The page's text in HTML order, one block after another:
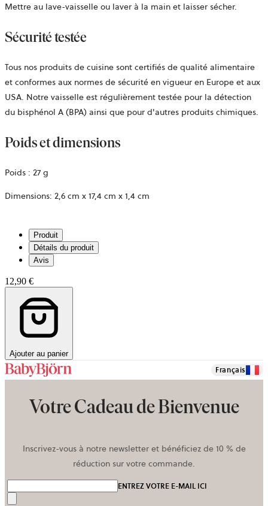
Mettre au lave-vaisselle ou laver à la main et laisser sécher.
Sécurité testée
Tous nos produits de cuisine sont certifiés de qualité alimentaire
et conformes aux normes de sécurité en vigueur en Europe et aux
USA. Notre vaisselle est régulièrement testée pour la détection
du bisphénol A (BPA) ainsi que pour d'autres produits chimiques.
Poids et dimensions
Poids : 27 g
Dimensions: 2,6 cm x 17,4 cm x 1,4 cm
Produit
Détails du produit
Avis
12,90 €
Ajouter au panier
Français
Votre Cadeau de Bienvenue
Inscrivez-vous à notre newsletter et bénéficiez de 10 % de
réduction sur votre commande.
ENTREZ VOTRE E-MAIL ICI